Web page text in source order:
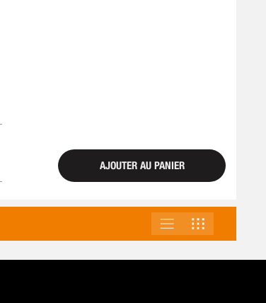
AJOUTER AU PANIER
AFFICHERLISTE